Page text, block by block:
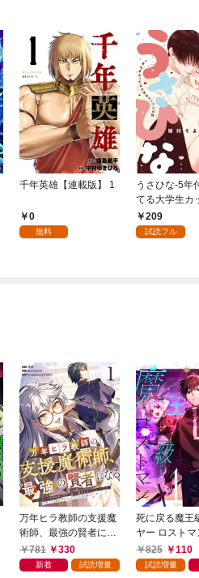
千年英雄【連載版】 1
0
無料
うさひな-5年
てる大学生カ
話-【分冊版】
209
試読フル
万年ヒラ教師の支援魔
術師、最強の賢者にな
る～不人気の支援魔術
師は給料泥棒だと魔術
781 330
新着 試読増量
死に戻る魔王
ヤー ロストマ
本版】 1巻
825 110
試読増量